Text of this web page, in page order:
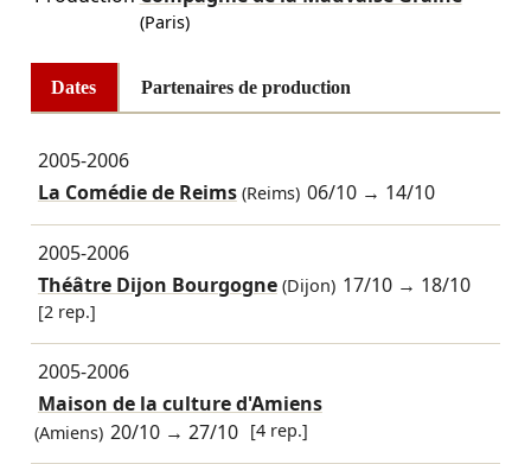
(Paris)
Dates Partenaires de production
2005-2006
La Comédie de Reims(Reims) 06/10 → 14/10
2005-2006
Théâtre Dijon Bourgogne(Dijon) 17/10 → 18/10
[2 rep.]
2005-2006
Maison de la culture d'Amiens
(Amiens) 20/10 →27/10 [4 rep.]